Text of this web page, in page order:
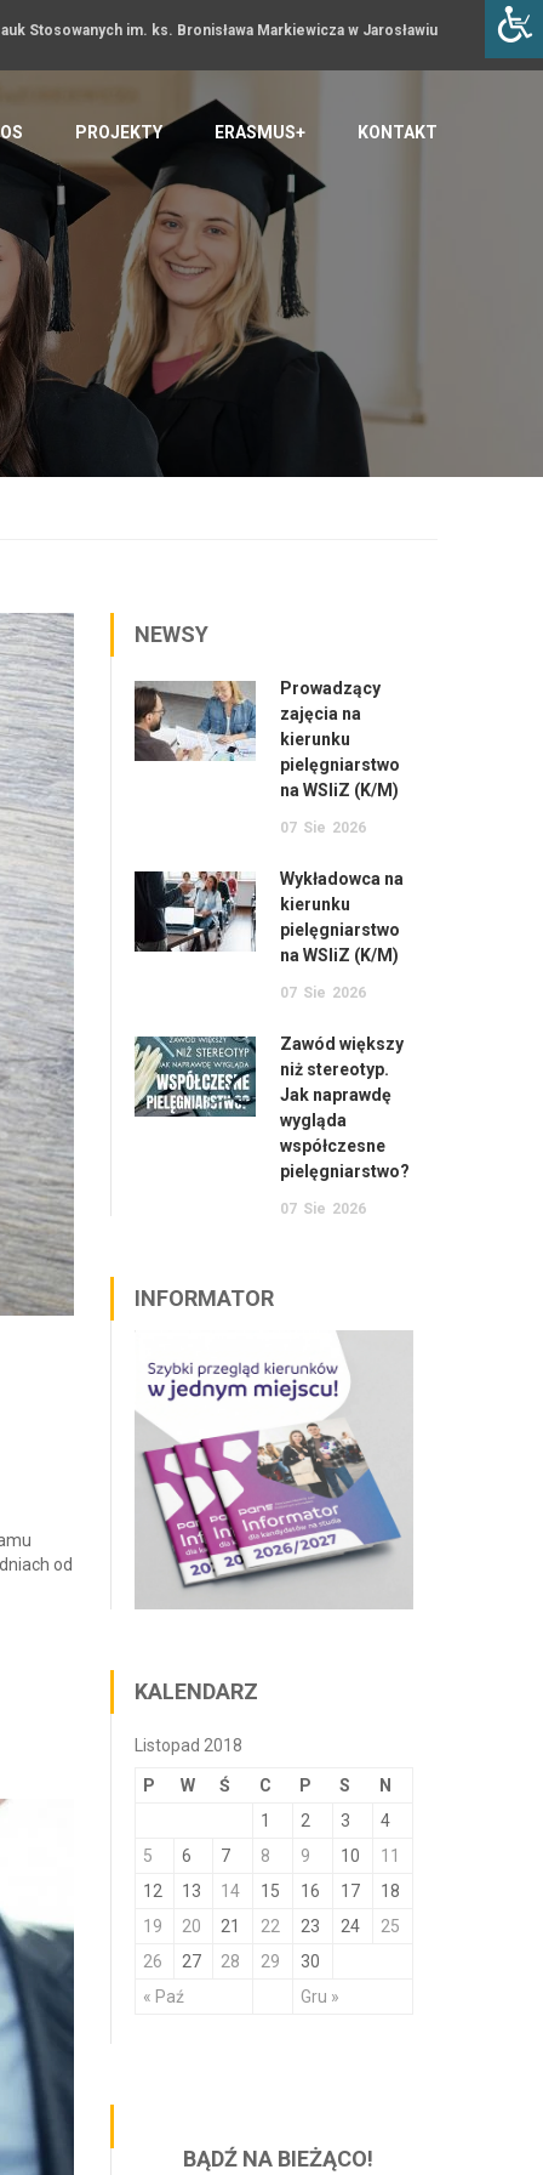
Stosowanych im. ks. Bronisława Markiewicza w Jarosławiu
PROJEKTY ERASMUS+ KONTAKT
od
NEWSY
Prowadzący
zajęcia na
kierunku
pielęgniarstwo
na WSIiZ (K/M)
07 Sie 2026
Wykładowca na
kierunku
pielęgniarstwo
na WSIiZ (K/M)
07 Sie 2026
Zawód większy
niż stereotyp.
Jak naprawdę
wygląda
współczesne
pielęgniarstwo?
07 Sie 2026
INFORMATOR
KALENDARZ
Listopad 2018
P W Ś C P S N
« Paź Gru »
1 2 3
4
5
6 7 8 9 10
11
12
13 14 15 16 17
18
19
20 21 22 23 24
25
26
27 28 29 30
BĄDŹ NA BIEŻĄCO!